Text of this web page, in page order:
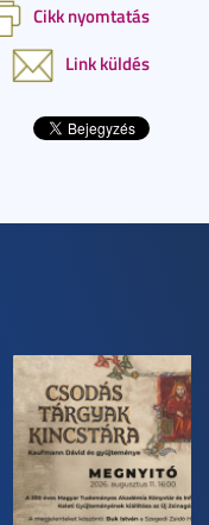
Cikk nyomtatás
Link küldés